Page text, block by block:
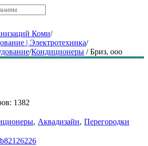
Коми/
| Электротехника/
/Кондиционеры / Бриз, ооо
1382
Аквадизайн Перегородки